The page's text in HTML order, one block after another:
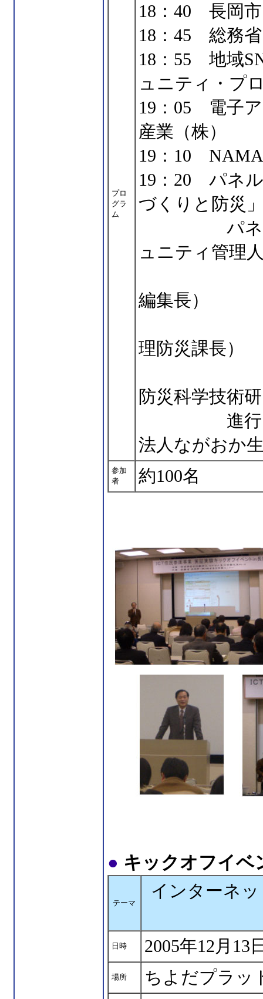
プロ
グラ
ム
18：40 長岡
18：45 総務
18：55 地域
ュニティ・プ
19：05 電子
産業（株）
19：10
19：20 パネ
づくりと防災
パネラー
ュニティ管理
編集長）
理防災課長）
防災科学技術
進行 桑
法人ながおか
参加
者
約100名
● キックオフイベ
テーマ
インターネ
日時 2005年12月
場所
ちよだプラッ